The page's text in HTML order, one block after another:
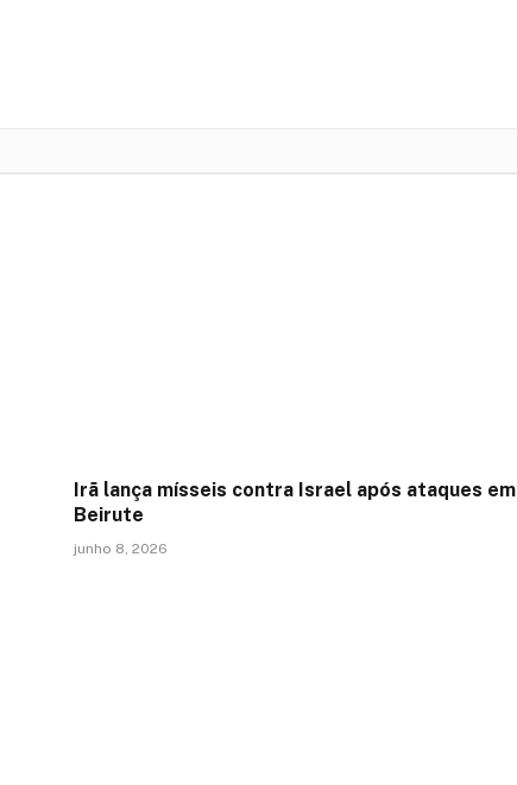
Irã lança mísseis contra Israel após ataques em
Beirute
junho 8, 2026